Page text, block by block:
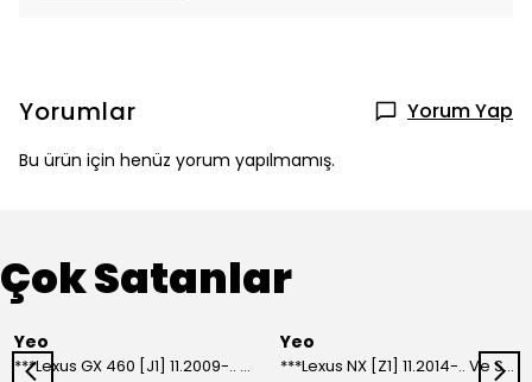
Yorumlar Yorum Yap
Bu ürün için henüz yorum yapılmamış.
Çok Satanlar
Yeo
***Lexus GX 460 [J1] 11.2009-.. Ve Sonrası Model Yılları İçin Uyumlu Yeo Arka Silecek
Yeo
***Lexus NX [Z1] 11.2014-.. Ve Sonrası Model Yılları İçin Uyumlu Yeo Arka Silecek